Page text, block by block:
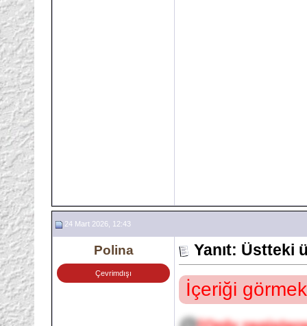
24 Mart 2026, 12:43
Polina
Çevrimdışı
Yanıt: Üstteki
İçeriği